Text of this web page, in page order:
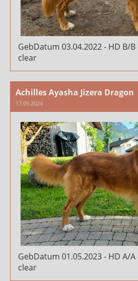
GebDatum 03.04.2022 - HD B/B
clear
Achilles Ayasha Jizera Dragon
17.09.2024
GebDatum 01.05.2023 - HD A/A
clear